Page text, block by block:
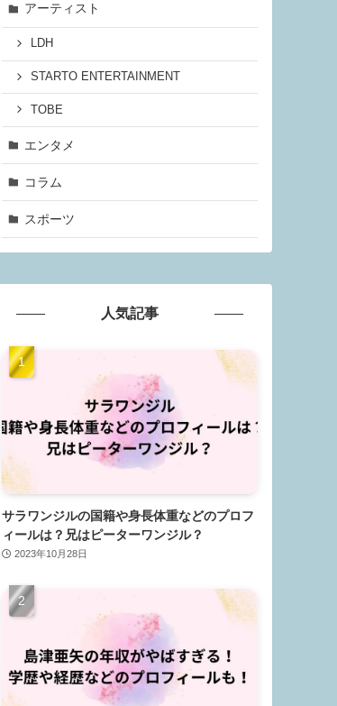
アーティスト
LDH
STARTO ENTERTAINMENT
TOBE
エンタメ
コラム
スポーツ
人気記事
サラワンジルの国籍や身長体重などのプロフ
ィールは？兄はピーターワンジル？
2023年10月28日